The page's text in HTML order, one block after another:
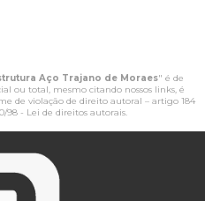
Aço Trajano de Moraes" é de
ou total, mesmo citando nossos links, é
de violação de direito autoral – artigo 184
98 - Lei de direitos autorais.